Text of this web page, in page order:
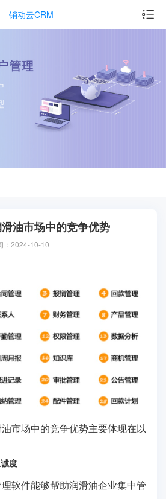
销动云CRM
油市场中的竞争优势
：2024-10-10
市场中的竞争优势主要体现在以
度
理软件能够帮助润滑油企业集中管